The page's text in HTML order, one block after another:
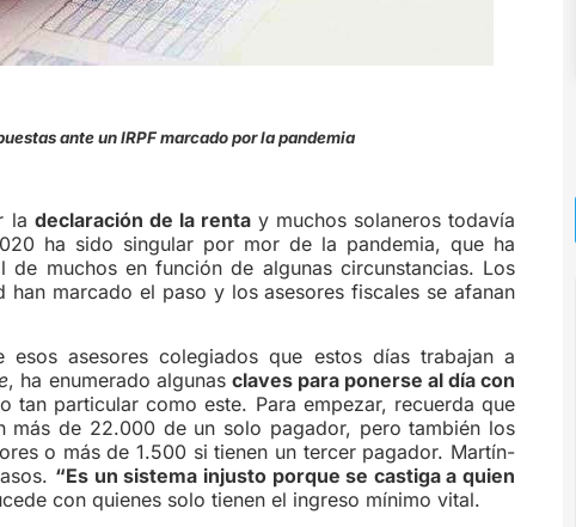
ante un IRPF marcado por la pandemia
la declaración de la rentay muchos solaneros todavía
ha sido singular por mor de la pandemia, que ha
muchos en función de algunas circunstancias. Los
marcado el paso y los asesores fiscales se afanan
esos asesores colegiados que estos días trabajan a
, ha enumerado algunas claves para ponerse al día con
tan particular como este. Para empezar, recuerda que
más de 22.000 de un solo pagador, pero también los
o más de 1.500 si tienen un tercer pagador. Martín-
“Es un sistema injusto porque se castiga a quien
con quienes solo tienen el ingreso mínimo vital.